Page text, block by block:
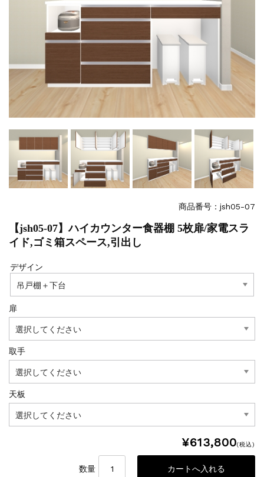
商品番号：jsh05-07
【jsh05-07】ハイカウンター食器棚 5枚扉/家電スラ
イド,ゴミ箱スペース,引出し
デザイン
扉
取手
天板
¥613,800(税込)
数量